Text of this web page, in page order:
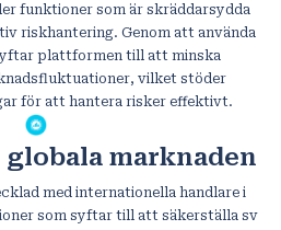
funktioner som är skräddarsydda
riskhantering. Genom att använda
plattformen till att minska
vilket stöder
för att hantera risker effektivt.
marknaden
med internationella handlare i
som syftar till att säkerställa sv